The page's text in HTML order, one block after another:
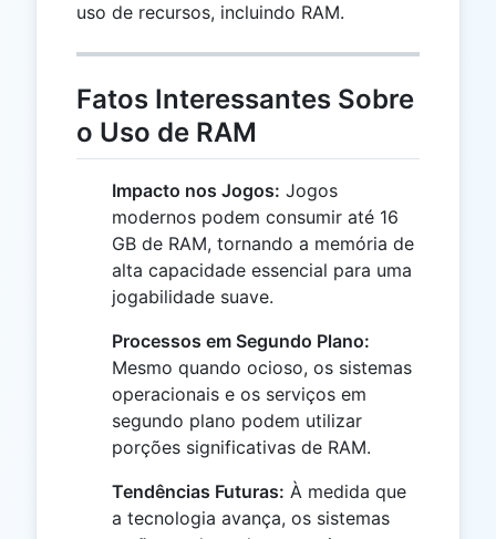
uso de recursos, incluindo RAM.
Fatos Interessantes Sobre
o Uso de RAM
Impacto nos Jogos: Jogos
modernos podem consumir até 16
GB de RAM, tornando a memória de
alta capacidade essencial para uma
jogabilidade suave.
Processos em Segundo Plano:
Mesmo quando ocioso, os sistemas
operacionais e os serviços em
segundo plano podem utilizar
porções significativas de RAM.
Tendências Futuras: À medida que
a tecnologia avança, os sistemas